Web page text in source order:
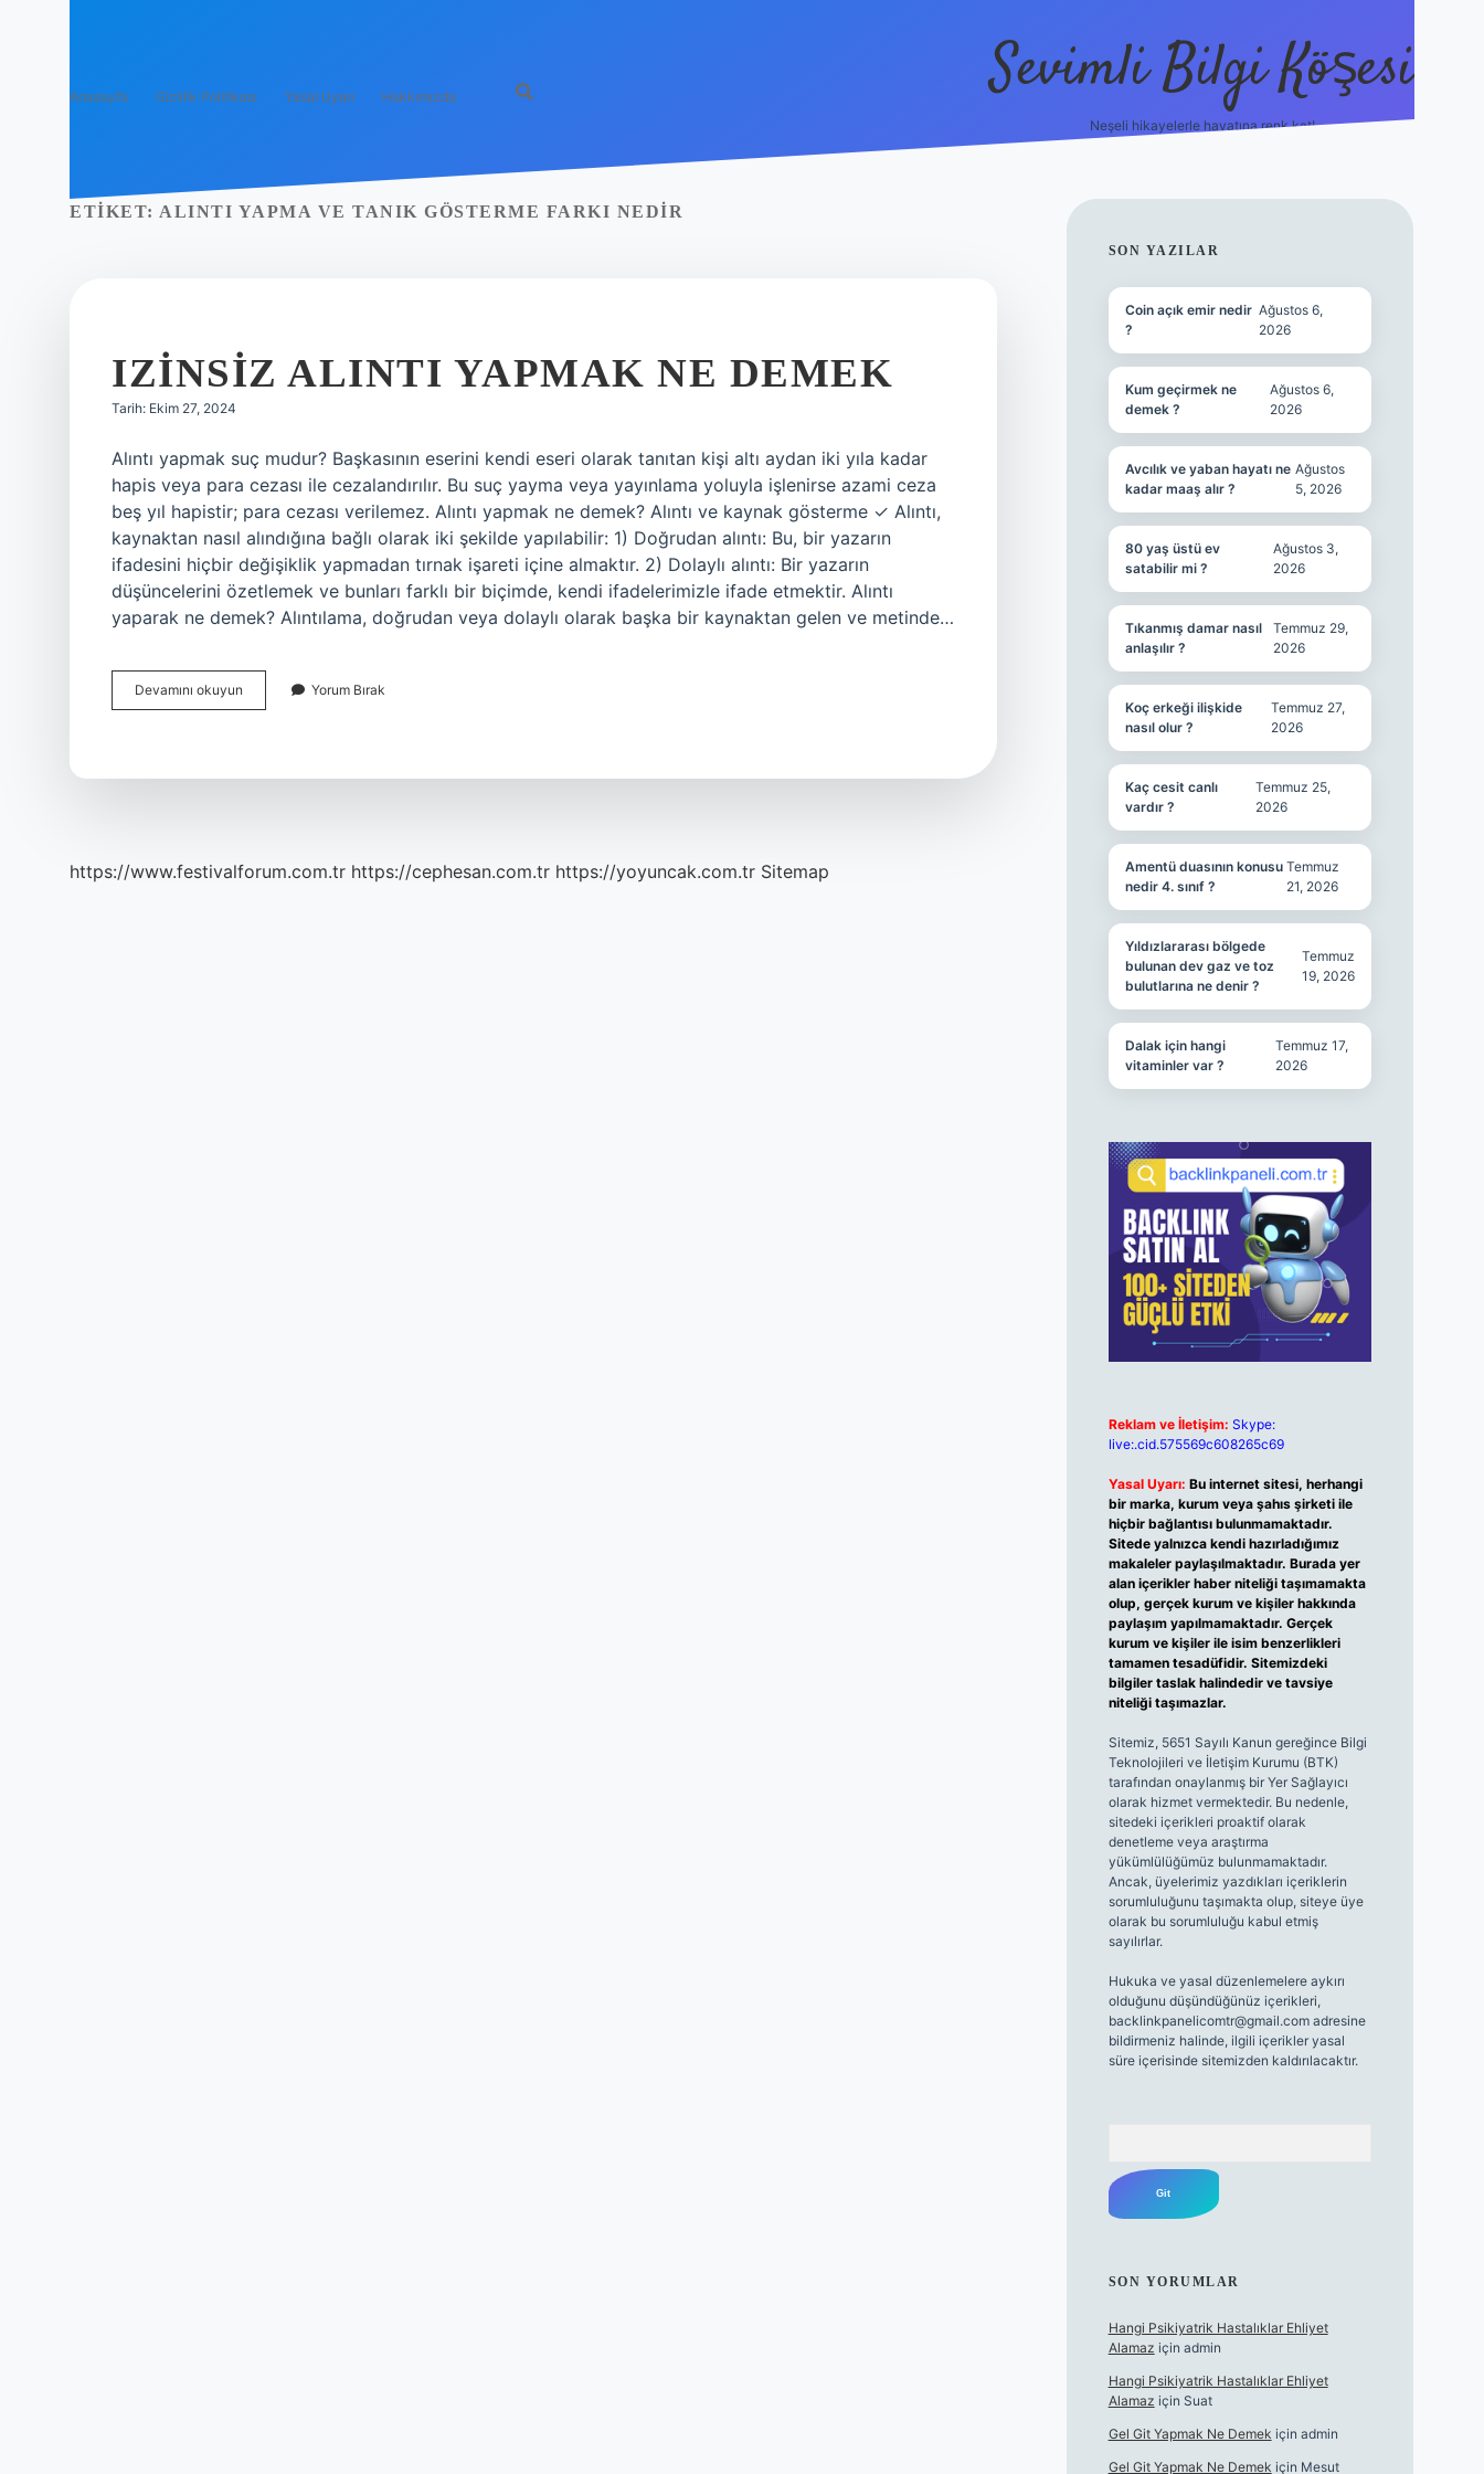
Anasayfa Gizlilik Politikası Yasal Uyarı Hakkımızda Sevimli Bilgi Köşesi
Neşeli hikayelerle hayatına renk kat!
ETIKET: ALINTI YAPMA VE TANIK GÖSTERME FARKI NEDIR
IZINSIZ ALINTI YAPMAK NE DEMEK
Tarih: Ekim 27, 2024
Alıntı yapmak suç mudur? Başkasının eserini kendi eseri olarak tanıtan kişi altı aydan iki yıla kadar
hapis veya para cezası ile cezalandırılır. Bu suç yayma veya yayınlama yoluyla işlenirse azami ceza
beş yıl hapistir; para cezası verilemez. Alıntı yapmak ne demek? Alıntı ve kaynak gösterme ✓ Alıntı,
kaynaktan nasıl alındığına bağlı olarak iki şekilde yapılabilir: 1) Doğrudan alıntı: Bu, bir yazarın
ifadesini hiçbir değişiklik yapmadan tırnak işareti içine almaktır. 2) Dolaylı alıntı: Bir yazarın
düşüncelerini özetlemek ve bunları farklı bir biçimde, kendi ifadelerimizle ifade etmektir. Alıntı
yaparak ne demek? Alıntılama, doğrudan veya dolaylı olarak başka bir kaynaktan gelen ve metinde…
Devamını okuyun
Alıntı
Yorum Bırak
https://www.festivalforum.com.tr https://cephesan.com.tr https://yoyuncak.com.tr Sitemap
SIDEBAR
SON YAZILAR
Coin açık emir nedir
?
Ağustos 6,
2026
Kum geçirmek ne
demek ?
Ağustos 6,
2026
Avcılık ve yaban hayatı ne
kadar maaş alır ?
Ağustos
5, 2026
80 yaş üstü ev
satabilir mi ?
Ağustos 3,
2026
Tıkanmış damar nasıl
anlaşılır ?
Temmuz 29,
2026
Koç erkeği ilişkide
nasıl olur ?
Temmuz 27,
2026
Kaç cesit canlı
vardır ?
Temmuz 25,
2026
Amentü duasının konusu
nedir 4. sınıf ?
Temmuz
21, 2026
Yıldızlararası bölgede
bulunan dev gaz ve toz
bulutlarına ne denir ?
Temmuz
19, 2026
Dalak için hangi
vitaminler var ?
Temmuz 17,
2026
Reklam ve İletişim: Skype:
live:.cid.575569c608265c69
Yasal Uyarı: Bu internet sitesi, herhangi
bir marka, kurum veya şahıs şirketi ile
hiçbir bağlantısı bulunmamaktadır.
Sitede yalnızca kendi hazırladığımız
makaleler paylaşılmaktadır. Burada yer
alan içerikler haber niteliği taşımamakta
olup, gerçek kurum ve kişiler hakkında
paylaşım yapılmamaktadır. Gerçek
kurum ve kişiler ile isim benzerlikleri
tamamen tesadüfidir. Sitemizdeki
bilgiler taslak halindedir ve tavsiye
niteliği taşımazlar.
Sitemiz, 5651 Sayılı Kanun gereğince Bilgi
Teknolojileri ve İletişim Kurumu (BTK)
tarafından onaylanmış bir Yer Sağlayıcı
olarak hizmet vermektedir. Bu nedenle,
sitedeki içerikleri proaktif olarak
denetleme veya araştırma
yükümlülüğümüz bulunmamaktadır.
Ancak, üyelerimiz yazdıkları içeriklerin
sorumluluğunu taşımakta olup, siteye üye
olarak bu sorumluluğu kabul etmiş
sayılırlar.
Hukuka ve yasal düzenlemelere aykırı
olduğunu düşündüğünüz içerikleri,
backlinkpanelicomtr@gmail.comadresine
bildirmeniz halinde, ilgili içerikler yasal
süre içerisinde sitemizden kaldırılacaktır.
SON YORUMLAR
Hangi Psikiyatrik Hastalıklar Ehliyet
Alamaz için admin
Hangi Psikiyatrik Hastalıklar Ehliyet
Alamaz için Suat
Gel Git Yapmak Ne Demek için admin
Gel Git Yapmak Ne Demek için Mesut
hiltonbet güncel giriş